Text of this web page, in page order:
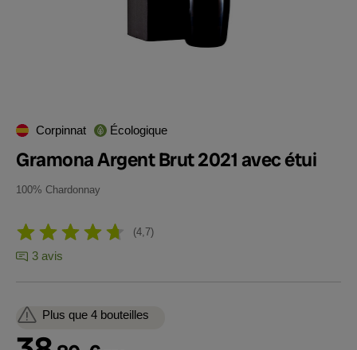
Corpinnat Écologique
Gramona Argent Brut 2021 avec étui
100% Chardonnay
4,7
3 avis
Plus que 4 bouteilles